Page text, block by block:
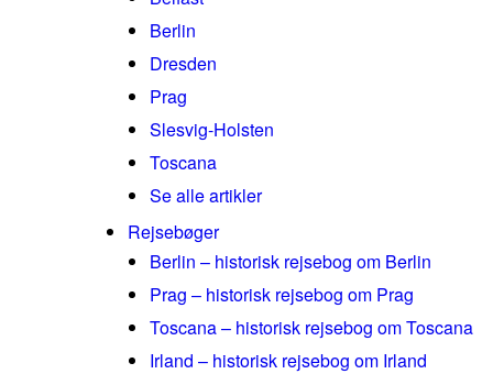
Berlin
Dresden
Prag
Slesvig-Holsten
Toscana
Se alle artikler
Rejsebøger
Berlin – historisk rejsebog om Berlin
Prag – historisk rejsebog om Prag
Toscana – historisk rejsebog om Toscana
Irland – historisk rejsebog om Irland